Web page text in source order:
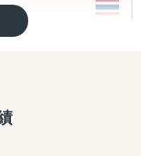
流/化学/建設/テクノ
ケア/ヘルスケア/食
を通した円安メリッ
シア